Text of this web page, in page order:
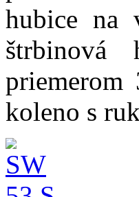
hubice na
štrbinová
koleno s